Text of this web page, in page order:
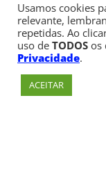
Usamos cookies
relevante,
repetidas. Ao
uso de TODOS os
Privacidade.
ACEITAR